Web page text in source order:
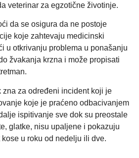
veterinar za egzotične životinje.
da se osigura da ne postoje
koje zahtevaju medicinski
u otkrivanju problema u ponašanju
žvakanja krzna i može propisati
zna za određeni incident koji je
koje je praćeno odbacivanjem
ispitivanje sve dok su preostale
glatke, nisu upaljene i pokazuju
u roku od nedelju ili dve.